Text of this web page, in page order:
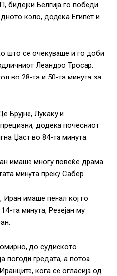
бидејќи Белгија го победи
коло, додека Египет и
што се очекуваше и го доби
Леандро Тросар.
во 28-та и 50-та минута за
Брујне, Лукаку и
додека почесниот
Џаст во 84-та минута.
имаше многу повеќе драма.
минута преку Сабер.
имаше пенал кој го
та минута, Резејан му
до судиското
погоди гредата, а потоа
кога се огласија од